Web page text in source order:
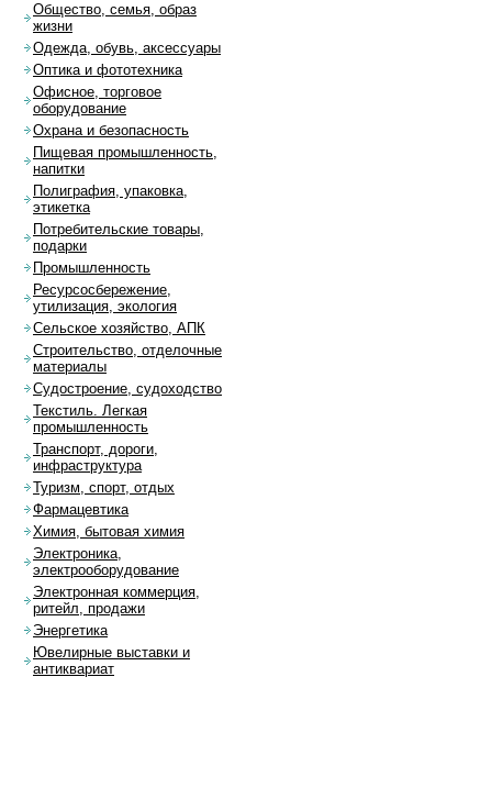
Общество, семья, образ
жизни
Одежда, обувь, аксессуары
Оптика и фототехника
Офисное, торговое
оборудование
Охрана и безопасность
Пищевая промышленность,
напитки
Полиграфия, упаковка,
этикетка
Потребительские товары,
подарки
Промышленность
Ресурсосбережение,
утилизация, экология
Сельское хозяйство, АПК
Строительство, отделочные
материалы
Судостроение, судоходство
Текстиль. Легкая
промышленность
Транспорт, дороги,
инфраструктура
Туризм, спорт, отдых
Фармацевтика
Химия, бытовая химия
Электроника,
электрооборудование
Электронная коммерция,
ритейл, продажи
Энергетика
Ювелирные выставки и
антиквариат